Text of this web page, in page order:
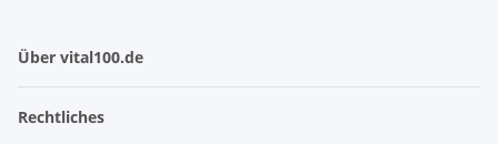
Über vital100.de
Rechtliches